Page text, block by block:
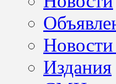
Издания